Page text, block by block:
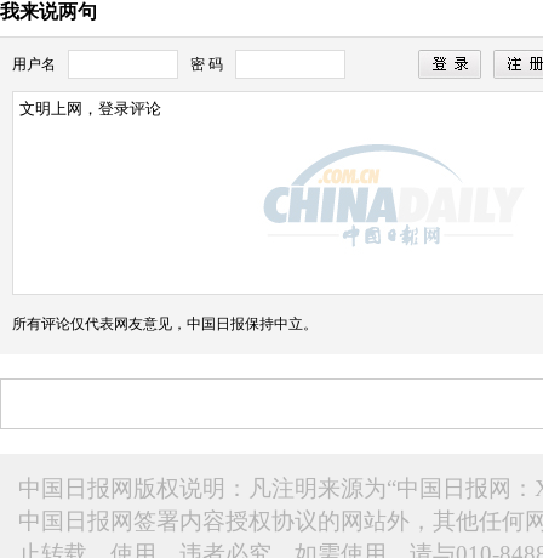
我来说两句
用户名 密 码
所有评论仅代表网友意见，中国日报保持中立。
中国日报网版权说明：凡注明来源为“中国日报网
中国日报网签署内容授权协议的网站外，其他任何